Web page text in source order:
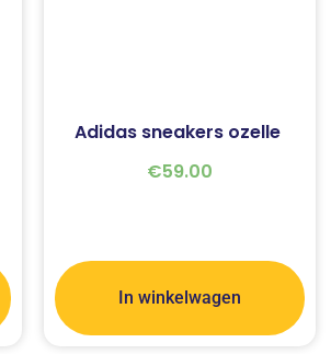
Adidas sneakers ozelle
€59.00
In winkelwagen